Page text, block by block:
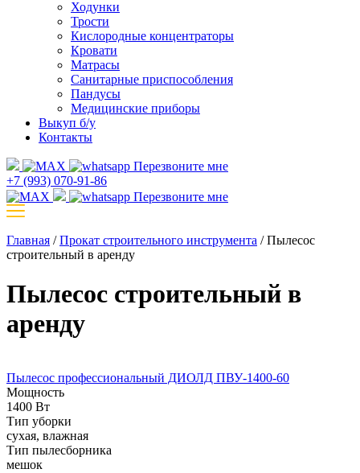
Ходунки
Трости
Кислородные концентраторы
Кровати
Матрасы
Санитарные приспособления
Пандусы
Медицинские приборы
Выкуп б/у
Контакты
Перезвоните мне
+7 (993) 070-91-86
Перезвоните мне
Главная /Прокат строительного инструмента /Пылесос
строительный в аренду
Пылесос строительный в
аренду
Пылесос профессиональный ДИОЛД ПВУ-1400-60
Мощность
1400 Вт
Тип уборки
сухая, влажная
Тип пылесборника
мешок